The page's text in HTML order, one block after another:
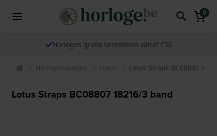
0
Horloges gratis verzonden vanaf €50
Horlogebandjes Lotus Lotus Straps BC08807
Lotus Straps BC08807 18216/3 band